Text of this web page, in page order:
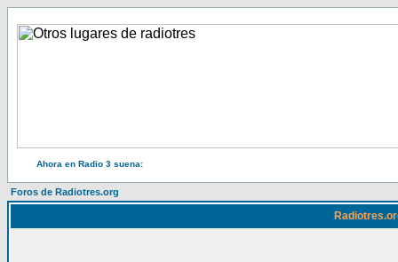
Ahora en Radio 3 suena:
Foros de Radiotres.org